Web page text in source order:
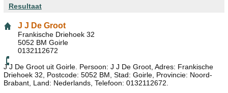
Resultaat
J J De Groot
Frankische Driehoek 32
5052 BM Goirle
0132112672
J J De Groot uit Goirle. Persoon: J J De Groot, Adres: Frankische
Driehoek 32, Postcode: 5052 BM, Stad: Goirle, Provincie: Noord-
Brabant, Land: Nederlands, Telefoon: 0132112672.